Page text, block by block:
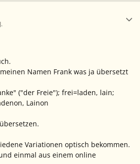
Namen Frank was ja übersetzt
("der Freie"); frei=laden, lain;
Lainon
Variationen optisch bekommen.
einmal aus einem online